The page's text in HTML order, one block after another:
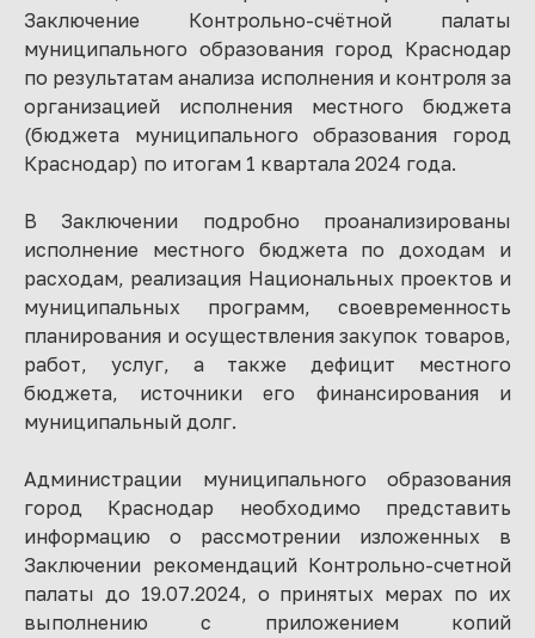
Заключение Контрольно-счётной палаты
муниципального образования город Краснодар
по результатам анализа исполнения и контроля за
организацией исполнения местного бюджета
(бюджета муниципального образования город
Краснодар) по итогам 1 квартала 2024 года.
В Заключении подробно проанализированы
исполнение местного бюджета по доходам и
расходам, реализация Национальных проектов и
муниципальных программ, своевременность
планирования и осуществления закупок товаров,
работ, услуг, а также дефицит местного
бюджета, источники его финансирования и
муниципальный долг.
Администрации муниципального образования
город Краснодар необходимо представить
информацию о рассмотрении изложенных в
Заключении рекомендаций Контрольно-счетной
палаты до 19.07.2024, о принятых мерах по их
выполнению с приложением копий